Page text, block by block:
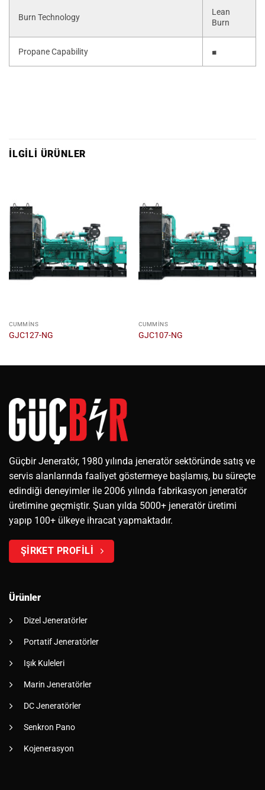
Burn Technology
Lean
Burn
Propane Capability ■
İLGILI ÜRÜNLER
CUMMINS
GJC127-NG
CUMMINS
GJC107-NG
Güçbir Jeneratör, 1980 yılında jeneratör sektöründe satış ve
servis alanlarında faaliyet göstermeye başlamış, bu süreçte
edindiği deneyimler ile 2006 yılında fabrikasyon jeneratör
üretimine geçmiştir. Şuan yılda 5000+ jeneratör üretimi
yapıp 100+ ülkeye ihracat yapmaktadır.
ŞİRKET PROFİLİ
Ürünler
Dizel Jeneratörler
Portatif Jeneratörler
Işık Kuleleri
Marin Jeneratörler
DC Jeneratörler
Senkron Pano
Kojenerasyon